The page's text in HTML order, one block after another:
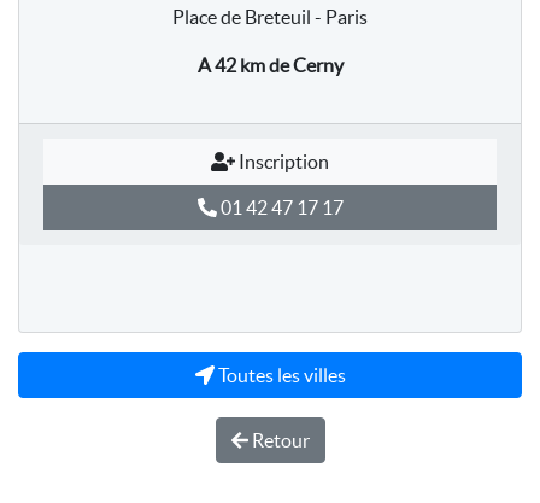
Place de Breteuil - Paris
A 42 kmde Cerny
Inscription
01 42 47 17 17
Toutes les villes
Retour